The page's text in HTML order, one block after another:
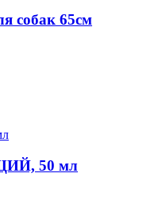
собак 65см
50 мл